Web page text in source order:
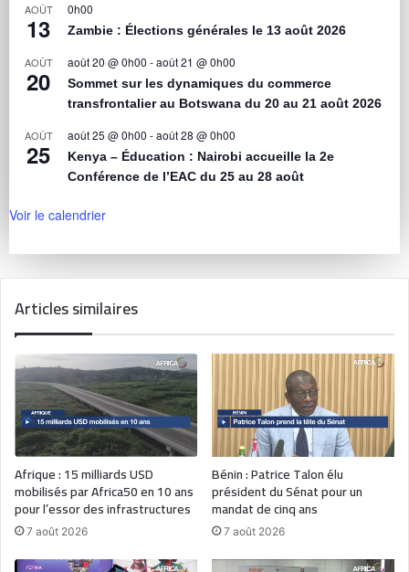
AOÛT
13
0h00
Zambie : Élections générales le 13 août 2026
AOÛT
20
août 20 @ 0h00 -août 21 @ 0h00
Sommet sur les dynamiques du commerce
transfrontalier au Botswana du 20 au 21 août 2026
AOÛT
25
août 25 @ 0h00 -août 28 @ 0h00
Kenya – Éducation : Nairobi accueille la 2e
Conférence de l’EAC du 25 au 28 août
Voir le calendrier
Articles similaires
Afrique : 15 milliards USD
mobilisés par Africa50 en 10 ans
pour l’essor des infrastructures
7 août 2026
Bénin : Patrice Talon élu
président du Sénat pour un
mandat de cinq ans
7 août 2026